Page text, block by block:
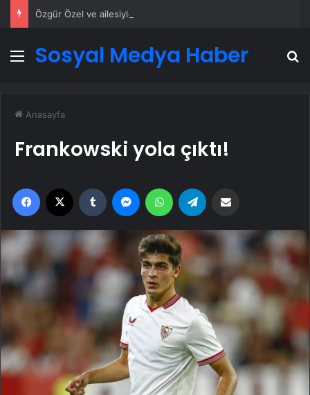
Menü
Sosyal Medya Haber
Anasayfa
Frankowski yola çıktı!
Facebook Tumblr MessengerWhatsApp